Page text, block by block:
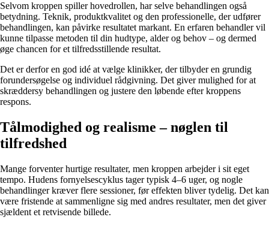
Selvom kroppen spiller hovedrollen, har selve behandlingen også
betydning. Teknik, produktkvalitet og den professionelle, der udfører
behandlingen, kan påvirke resultatet markant. En erfaren behandler vil
kunne tilpasse metoden til din hudtype, alder og behov – og dermed
øge chancen for et tilfredsstillende resultat.
Det er derfor en god idé at vælge klinikker, der tilbyder en grundig
forundersøgelse og individuel rådgivning. Det giver mulighed for at
skræddersy behandlingen og justere den løbende efter kroppens
respons.
Tålmodighed og realisme – nøglen til
tilfredshed
Mange forventer hurtige resultater, men kroppen arbejder i sit eget
tempo. Hudens fornyelsescyklus tager typisk 4–6 uger, og nogle
behandlinger kræver flere sessioner, før effekten bliver tydelig. Det kan
være fristende at sammenligne sig med andres resultater, men det giver
sjældent et retvisende billede.